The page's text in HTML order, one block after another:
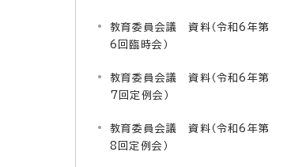
教育委員会議 資料（令和6年第
6回臨時会）
教育委員会議 資料（令和6年第
7回定例会）
教育委員会議 資料（令和6年第
8回定例会）